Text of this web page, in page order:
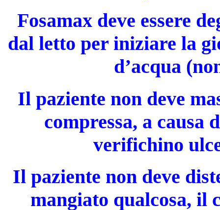
Fosamax deve essere
dal letto per iniziare la
d’acqua
Il paziente non deve
compressa, a causa
verifichino
Il paziente non deve
mangiato qualcosa, il